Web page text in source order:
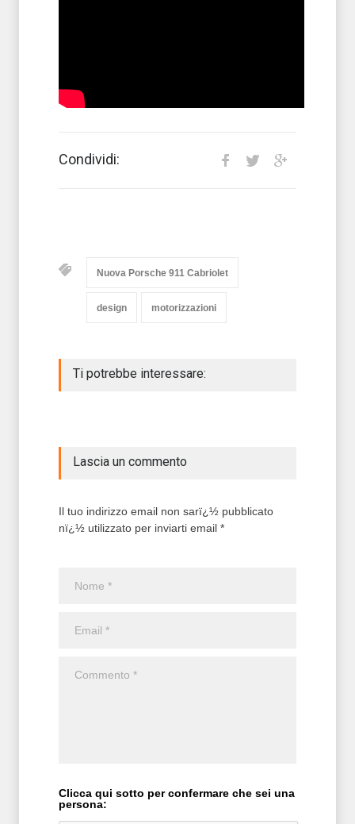
Condividi:
Nuova Porsche 911 Cabriolet
design motorizzazioni
Ti potrebbe interessare:
Lascia un commento
Il tuo indirizzo email non sarï¿½ pubblicato
nï¿½ utilizzato per inviarti email *
Clicca qui sotto per confermare che sei una
persona: